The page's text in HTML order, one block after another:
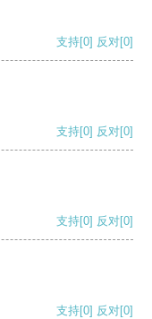
支持[0] 反对[0]
支持[0] 反对[0]
支持[0] 反对[0]
支持[0] 反对[0]